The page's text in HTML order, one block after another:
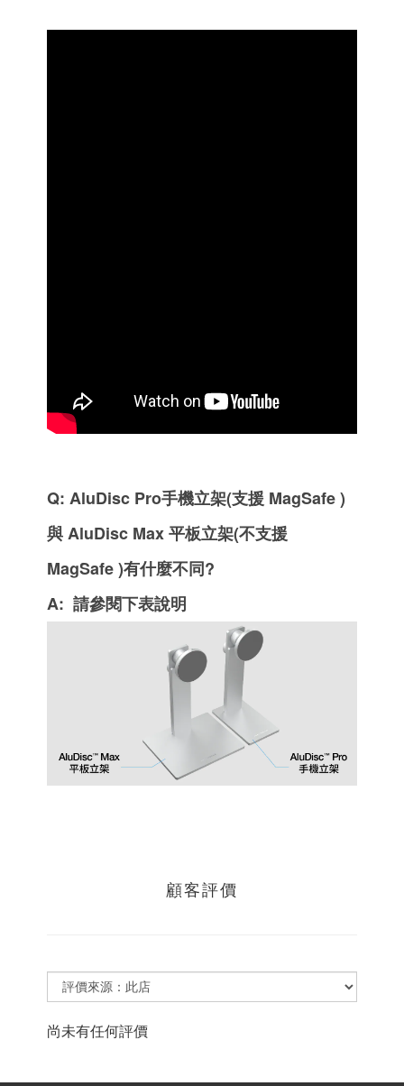
Q: AluDisc Pro手機立架(支援 MagSafe )
與 AluDisc Max 平板立架(不支援
MagSafe )有什麼不同?
A: 請參閱下表說明
顧客評價
尚未有任何評價